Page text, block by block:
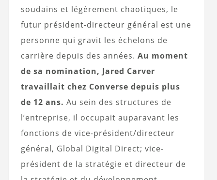
soudains et légèrement chaotiques, le
futur président-directeur général est une
personne qui gravit les échelons de
carrière depuis des années. Au moment
de sa nomination, Jared Carver
travaillait chez Converse depuis plus
de 12 ans. Au sein des structures de
l’entreprise, il occupait auparavant les
fonctions de vice-président/directeur
général, Global Digital Direct; vice-
président de la stratégie et directeur de